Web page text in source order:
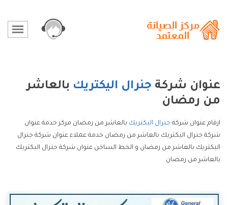
عنوان شركة جنرال اليكتريك بالعاشر
من رمضان
ارقام عنوان شركة جنرال اليكتريك بالعاشر من رمضان مركز خدمة عنوان
شركة جنرال اليكتريك بالعاشر من رمضان خدمة عملاء عنوان شركة جنرال
اليكتريك بالعاشر من رمضان و الخط الساخن عنوان شركة جنرال اليكتريك
بالعاشر من رمضان.